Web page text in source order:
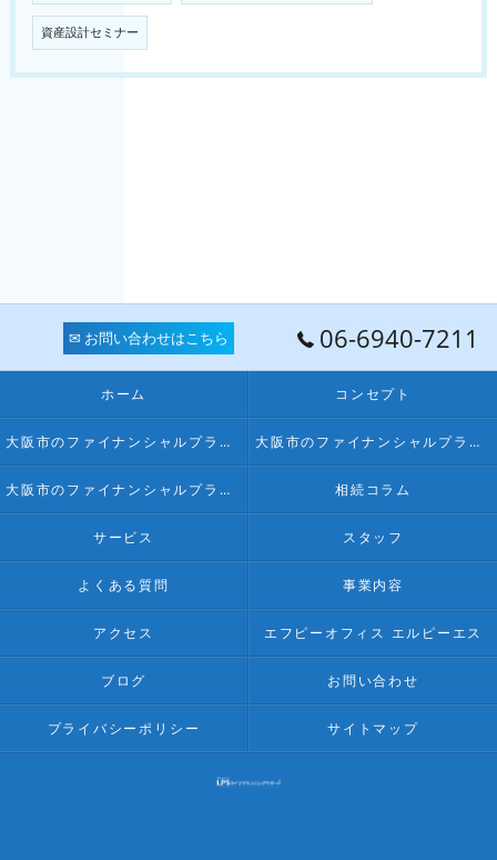
資産設計セミナー
✉ お問い合わせはこちら 06-6940-7211
ホーム コンセプト
大阪市のファイナンシャルプランナー･FPオフィス LPSの口コミ情報 大阪市のファイナンシャルプランナー･FPオフィス LPSの評判
大阪市のファイナンシャルプランナー･FPオフィス LPSのお客様の声 相続コラム
サービス スタッフ
よくある質問 事業内容
アクセス エフピーオフィス エルピーエス
ブログ お問い合わせ
プライバシーポリシー サイトマップ